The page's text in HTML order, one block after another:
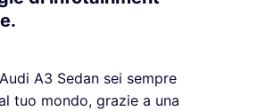
A3 Sedan sei sempre
tuo mondo, grazie a una